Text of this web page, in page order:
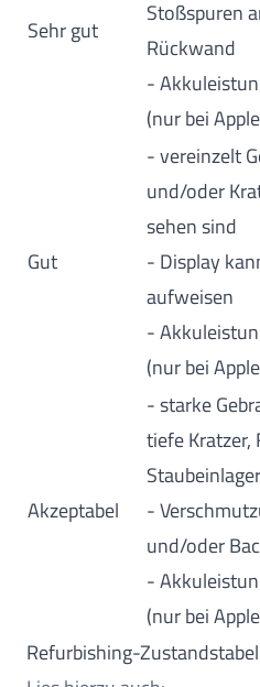
Sehr gut
Stoßspuren
Rückwand
-
(nur bei
Gut
- vereinzelt
und/oder
sehen sind
- Display
aufweisen
-
(nur bei
Akzeptabel
- starke
tiefe Kratzer,
-
und/oder
-
(nur bei
Refurbishing-